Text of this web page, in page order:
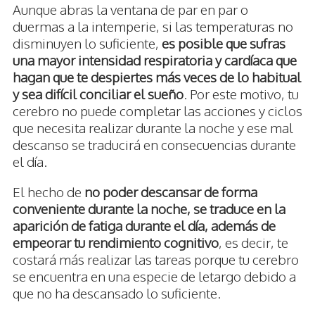
Aunque abras la ventana de par en par o
duermas a la intemperie, si las temperaturas no
disminuyen lo suficiente, es posible que sufras
una mayor intensidad respiratoria y cardíaca que
hagan que te despiertes más veces de lo habitual
y sea difícil conciliar el sueño. Por este motivo, tu
cerebro no puede completar las acciones y ciclos
que necesita realizar durante la noche y ese mal
descanso se traducirá en consecuencias durante
el día.
El hecho de no poder descansar de forma
conveniente durante la noche, se traduce en la
aparición de fatiga durante el día, además de
empeorar tu rendimiento cognitivo, es decir, te
costará más realizar las tareas porque tu cerebro
se encuentra en una especie de letargo debido a
que no ha descansado lo suficiente.